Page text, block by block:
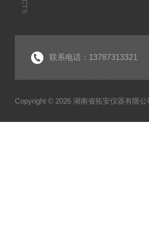
联系电话：13787313321
Copyright © 2026 湖南省拓安仪器有限